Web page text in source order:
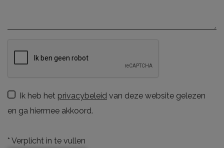
Ik heb het privacybeleid van deze website gelezen
en ga hiermee akkoord.
* Verplicht in te vullen